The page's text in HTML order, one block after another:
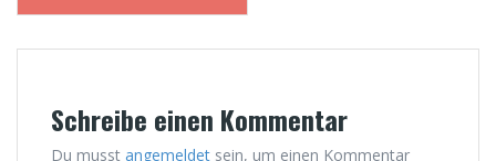
Schreibe einen Kommentar
Du musst angemeldet sein, um einen Kommentar